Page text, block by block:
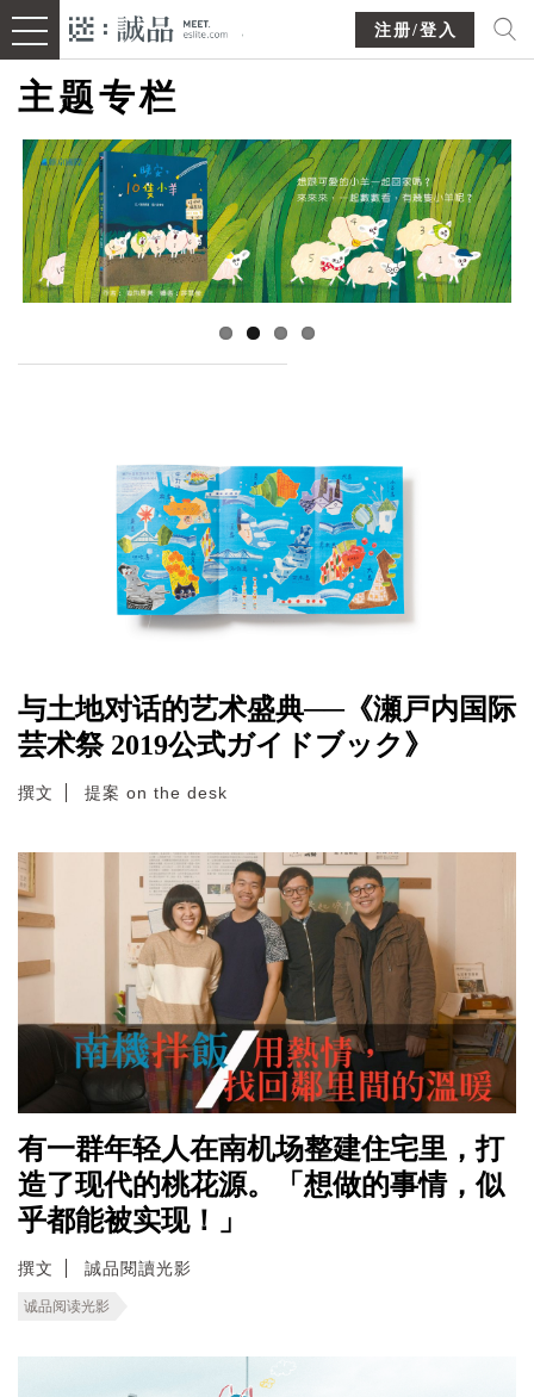
注册/登入
主题专栏
与土地对话的艺术盛典──《瀬戸内国际
芸术祭 2019公式ガイドブック》
撰文 提案 on the desk
有一群年轻人在南机场整建住宅里，打
造了现代的桃花源。「想做的事情，似
乎都能被实现！」
撰文 誠品閱讀光影
诚品阅读光影